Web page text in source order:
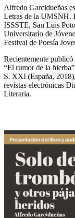
Alfredo Garcidueñas
Letras de la UMSNH.
ISSSTE, San Luis
Universitario de
Festival de Poesía
Recientemente
“El rumor de la
S. XXI (España,
revistas electrónicas
Literaria.